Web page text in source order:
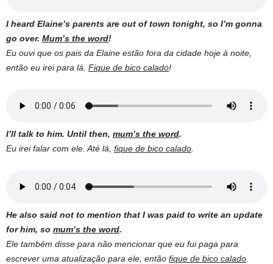
I heard Elaine’s parents are out of town tonight, so I’m gonna
go over. Mum’s the word!
Eu ouvi que os pais da Elaine estão fora da cidade hoje à noite,
então eu irei para lá. Fique de bico calado!
I’ll talk to him. Until then, mum’s the word.
Eu irei falar com ele. Até lá, fique de bico calado
He also said not to mention that I was paid to write an update
for him, so mum’s the word.
Ele também disse para não mencionar que eu fui paga para
escrever uma atualização para ele, então fique de bico calado